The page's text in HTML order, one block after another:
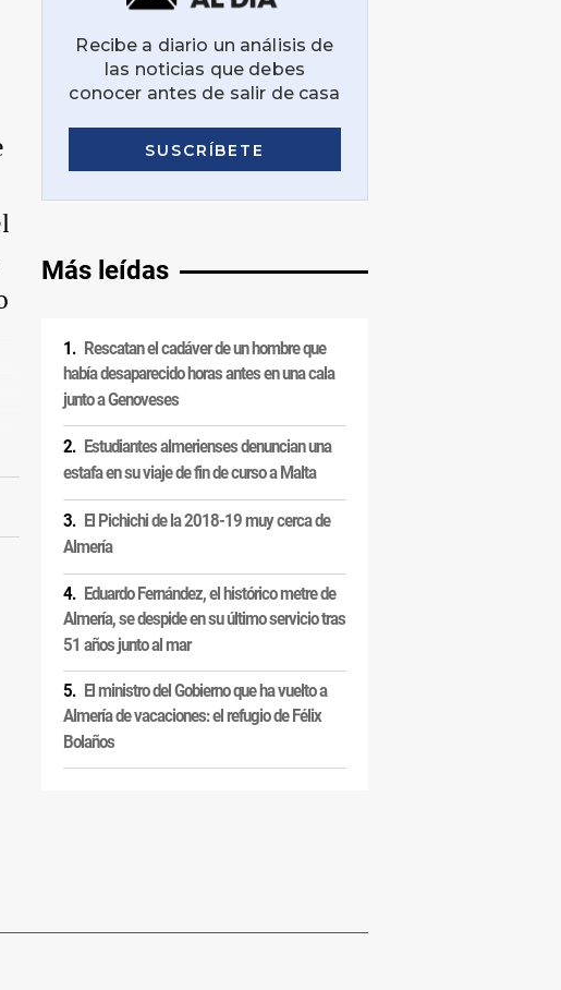
Más leídas
Rescatan el cadáver de un hombre que
había desaparecido horas antes en una cala
junto a Genoveses
Estudiantes almerienses denuncian una
estafa en su viaje de fin de curso a Malta
El Pichichi de la 2018-19 muy cerca de
Almería
Eduardo Fernández, el histórico metre de
Almería, se despide en su último servicio tras
51 años junto al mar
El ministro del Gobierno que ha vuelto a
Almería de vacaciones: el refugio de Félix
Bolaños